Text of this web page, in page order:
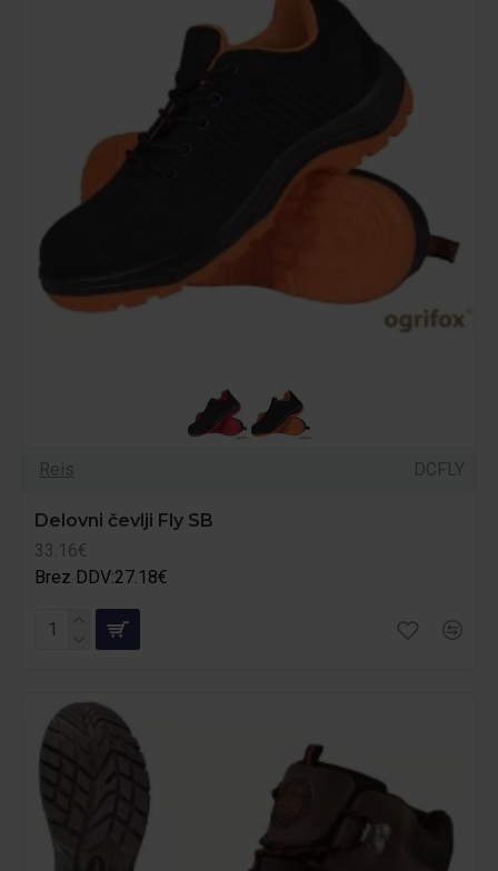
Reis DCFLY
Delovni čevlji Fly SB
33.16€
Brez DDV:27.18€